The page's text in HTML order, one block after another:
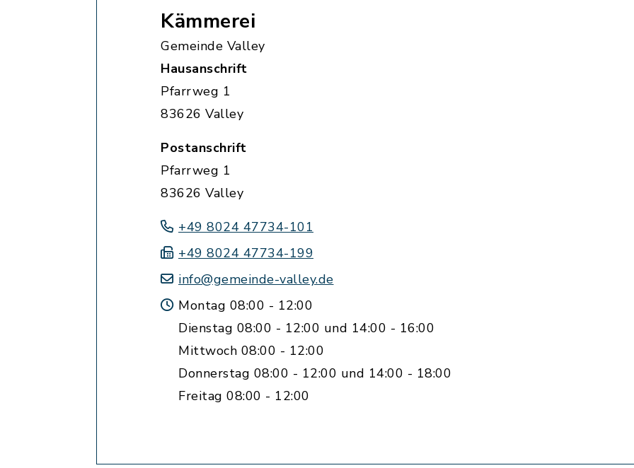
Kämmerei
Gemeinde Valley
Hausanschrift
Pfarrweg 1
83626 Valley
Postanschrift
Pfarrweg 1
83626 Valley
+49 8024 47734-101
+49 8024 47734-199
info@gemeinde-valley.de
Montag 08:00 - 12:00
Dienstag 08:00 - 12:00 und 14:00 - 16:00
Mittwoch 08:00 - 12:00
Donnerstag 08:00 - 12:00 und 14:00 - 18:00
Freitag 08:00 - 12:00